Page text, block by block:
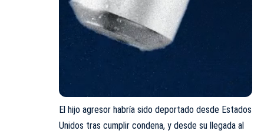
El hijo agresor habría sido deportado desde Estados
Unidos tras cumplir condena, y desde su llegada al